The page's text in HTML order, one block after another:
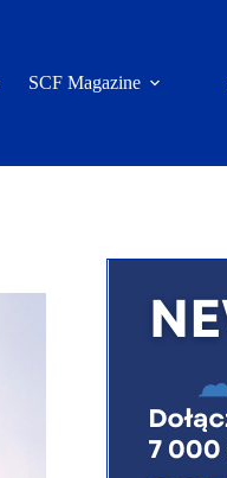
SCF Magazine